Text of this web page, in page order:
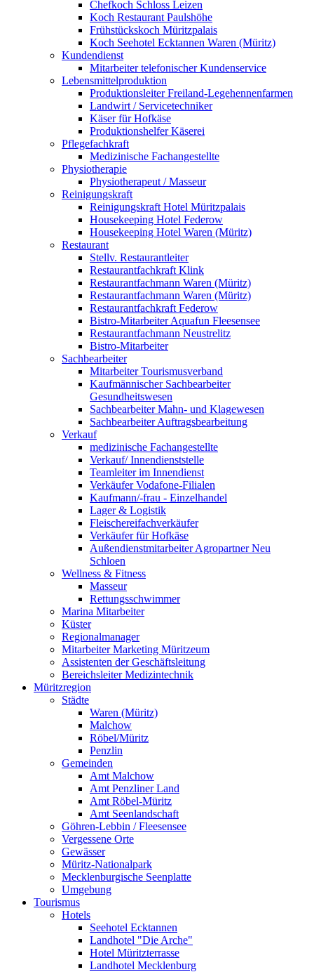
Chefkoch Schloss Leizen
Koch Restaurant Paulshöhe
Frühstückskoch Müritzpalais
Koch Seehotel Ecktannen Waren (Müritz)
Kundendienst
Mitarbeiter telefonischer Kundenservice
Lebensmittelproduktion
Produktionsleiter Freiland-Legehennenfarmen
Landwirt / Servicetechniker
Käser für Hofkäse
Produktionshelfer Käserei
Pflegefachkraft
Medizinische Fachangestellte
Physiotherapie
Physiotherapeut / Masseur
Reinigungskraft
Reinigungskraft Hotel Müritzpalais
Housekeeping Hotel Federow
Housekeeping Hotel Waren (Müritz)
Restaurant
Stellv. Restaurantleiter
Restaurantfachkraft Klink
Restaurantfachmann Waren (Müritz)
Restaurantfachmann Waren (Müritz)
Restaurantfachkraft Federow
Bistro-Mitarbeiter Aquafun Fleesensee
Restaurantfachmann Neustrelitz
Bistro-Mitarbeiter
Sachbearbeiter
Mitarbeiter Tourismusverband
Kaufmännischer Sachbearbeiter
Gesundheitswesen
Sachbearbeiter Mahn- und Klagewesen
Sachbearbeiter Auftragsbearbeitung
Verkauf
medizinische Fachangestellte
Verkauf/ Innendienststelle
Teamleiter im Innendienst
Verkäufer Vodafone-Filialen
Kaufmann/-frau - Einzelhandel
Lager & Logistik
Fleischereifachverkäufer
Verkäufer für Hofkäse
Außendienstmitarbeiter Agropartner Neu
Schloen
Wellness & Fitness
Masseur
Rettungsschwimmer
Marina Mitarbeiter
Küster
Regionalmanager
Mitarbeiter Marketing Müritzeum
Assistenten der Geschäftsleitung
Bereichsleiter Medizintechnik
Müritzregion
Städte
Waren (Müritz)
Malchow
Röbel/Müritz
Penzlin
Gemeinden
Amt Malchow
Amt Penzliner Land
Amt Röbel-Müritz
Amt Seenlandschaft
Göhren-Lebbin / Fleesensee
Vergessene Orte
Gewässer
Müritz-Nationalpark
Mecklenburgische Seenplatte
Umgebung
Tourismus
Hotels
Seehotel Ecktannen
Landhotel "Die Arche"
Hotel Müritzterrasse
Landhotel Mecklenburg